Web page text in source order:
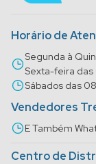
Horário de
Segunda à
Sexta-feira das
Sábados das
Vendedores
E Também
Centro de